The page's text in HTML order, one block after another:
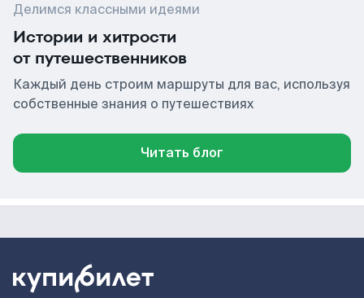
Делимся классными идеями
Истории и хитрости
от путешественников
Каждый день строим маршруты для вас, используя
собственные знания о путешествиях
Читать блог